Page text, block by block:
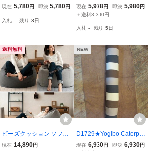
袋の怠け者ソファ コーデ
現在 5,780円 即決 5,780円
入札 - 残り 3日
ンパクト おしゃれ 腰痛
リクライニング ハイバッ
フロアソファ 腰痛対策 回
現在 5,978円 即決 5,980円
＋送料3,300円
入札 - 残り 5日
送料無料
ビーズクッション ソファ
Lサイズ 65×65×43cm ネ
現在 14,890円
NEW
D1729★Yogibo Caterpill
ar Roll Short■ヨギボーキ
現在 6,930円 即決 6,930円